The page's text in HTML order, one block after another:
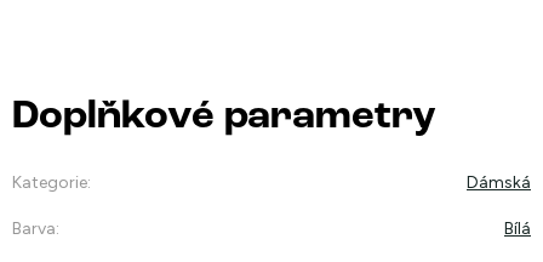
Doplňkové parametry
Kategorie: Dámská
Barva: Bílá